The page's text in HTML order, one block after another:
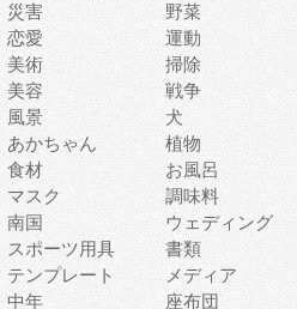
災害 野菜
恋愛 運動
美術 掃除
美容 戦争
風景 犬
あかちゃん 植物
食材 お風呂
マスク 調味料
南国 ウェディング
スポーツ用具 書類
テンプレート メディア
中年 座布団